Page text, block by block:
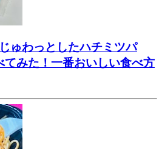
ゅわっとしたハチミツパ
てみた！一番おいしい食べ方